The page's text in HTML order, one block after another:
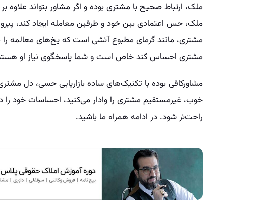
ملک، ارتباط صحیح با مشتری بوده و اگر مشاور بتواند علاوه
ملک، حس اعتمادی بین خود و طرفین معامله ایجاد کند،
مشتری، مانند گرمای مطبوع آتشی است که یخ‌های معالمه را
مشتری احساس کند خاص است و شما پاسخگوی نیاز او هستید،
مشاورکافی بوده با تکنیک‌های ساده بازاریابی حسی، دل
خوب، غیر‌مستقیم مشتری را وادار می‌کنید، احساسات خود
راحت‌تر شود. در ادامه همراه ما باشید.